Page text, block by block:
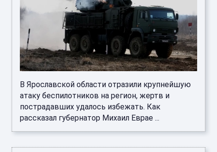
В Ярославской области отразили крупнейшую
атаку беспилотников на регион, жертв и
пострадавших удалось избежать. Как
рассказал губернатор Михаил Еврае ...